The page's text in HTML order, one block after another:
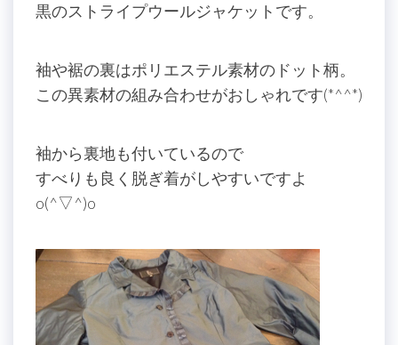
黒のストライプウールジャケットです。
袖や裾の裏はポリエステル素材のドット柄。
この異素材の組み合わせがおしゃれです(*^^*)
袖から裏地も付いているので
すべりも良く脱ぎ着がしやすいですよ
o(^▽^)o